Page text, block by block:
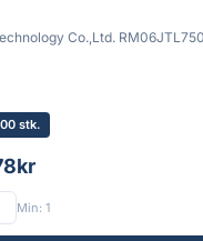
Co.,Ltd.
stk.
Min: 1